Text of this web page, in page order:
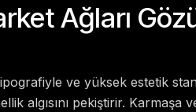
Ağları
ve yüksek estetik
algısını pekiştirir. Karmaşa